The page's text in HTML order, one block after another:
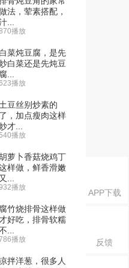
APP下载
反馈
法，荤素搭配，
...
播放
白菜炖豆腐，是先
白菜还是先炖豆
腐...
播放
土豆丝别炒素的
了，加点瘦肉这样
才...
播放
萝卜香菇烧鸡丁
样做，鲜香滑嫩
又...
播放
腐竹烧排骨这样做
才好吃，排骨软糯
...
播放
拌洋葱，很多人